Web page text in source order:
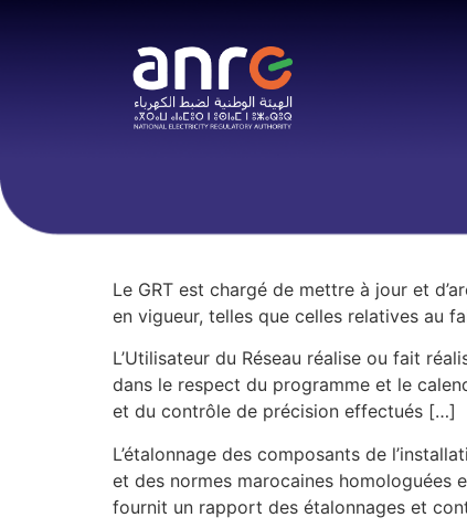
Le GRT est chargé de mettre à jour et
en vigueur, telles que celles relatives au
L’Utilisateur du Réseau réalise ou fait
dans le respect du programme et le
et du contrôle de précision effectués […]
L’étalonnage des composants de
et des normes marocaines homologuées
fournit un rapport des étalonnages et